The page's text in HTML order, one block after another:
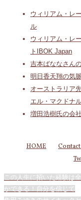
ウィリアム・レ
ル
ウィリアム・レ
トIBOK Japan
吉本ばななさん
明日香天翔の気
オーストラリア
エル・マクドナ
増田浩樹氏の会
HOME
この人生に招いた経験は
かできる！自分を信じて